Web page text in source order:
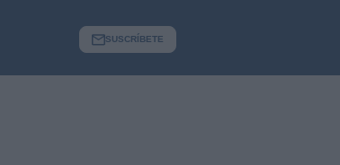
SUSCRÍBETE